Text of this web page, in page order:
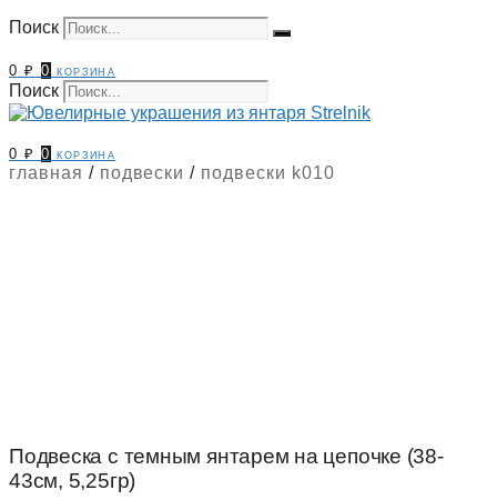
Поиск
0₽ 0 корзина
Поиск
0₽ 0 корзина
главная / подвески / подвески k010
Подвеска с темным янтарем на цепочке (38-
43см, 5,25гр)